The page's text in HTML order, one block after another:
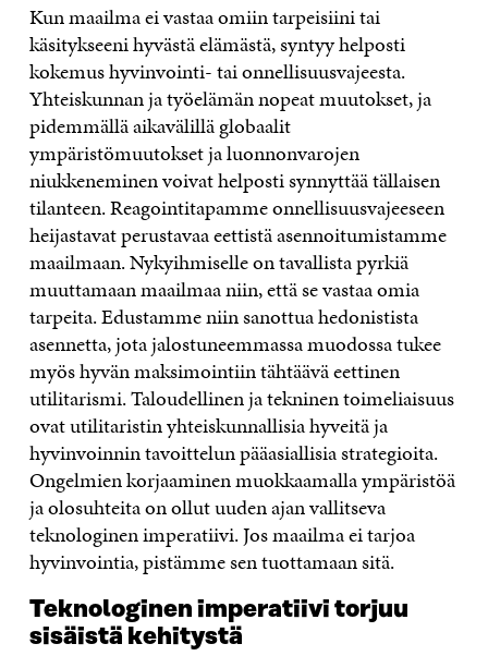
Kun maailma ei vastaa omiin tarpeisiini tai
käsitykseeni hyvästä elämästä, syntyy helposti
kokemus hyvinvointi- tai onnellisuusvajeesta.
Yhteiskunnan ja työelämän nopeat muutokset, ja
pidemmällä aikavälillä globaalit
ympäristömuutokset ja luonnonvarojen
niukkeneminen voivat helposti synnyttää tällaisen
tilanteen. Reagointitapamme onnellisuusvajeeseen
heijastavat perustavaa eettistä asennoitumistamme
maailmaan. Nykyihmiselle on tavallista pyrkiä
muuttamaan maailmaa niin, että se vastaa omia
tarpeita. Edustamme niin sanottua hedonistista
asennetta, jota jalostuneemmassa muodossa tukee
myös hyvän maksimointiin tähtäävä eettinen
utilitarismi. Taloudellinen ja tekninen toimeliaisuus
ovat utilitaristin yhteiskunnallisia hyveitä ja
hyvinvoinnin tavoittelun pääasiallisia strategioita.
Ongelmien korjaaminen muokkaamalla ympäristöä
ja olosuhteita on ollut uuden ajan vallitseva
teknologinen imperatiivi. Jos maailma ei tarjoa
hyvinvointia, pistämme sen tuottamaan sitä.
Teknologinen imperatiivi torjuu
sisäistä kehitystä